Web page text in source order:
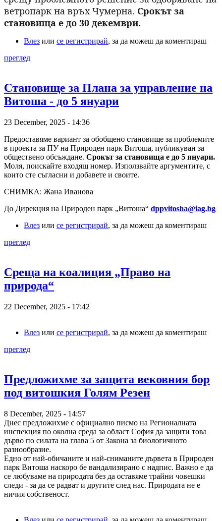
ветропарк на връх Чумерна. Срокът за
становища е до 30 декември.
Влез или се регистрирай, за да можеш да коментираш
преглед
Становище за Плана за управление на
Витоша - до 5 януари
23 December, 2025 - 14:36
Предоставяме вариант за обобщено становище за проблемите
в проекта за ПУ на Природен парк Витоша, публикуван за
обществено обсъждане. Срокът за становища е до 5 януари.
Моля, поискайте входящ номер. Използвайте аргументите, с
които сте съгласни и добавете и своите.
СНИМКА: Жана Иванова
До Дирекция на Природен парк „Витоша“ dppvitosha@iag.bg
Влез или се регистрирай, за да можеш да коментираш
преглед
Среща на коалиция „Право на
природа“
22 December, 2025 - 17:42
Влез или се регистрирай, за да можеш да коментираш
преглед
Предложихме за защита вековния бор
под витошкия Голям Резен
8 December, 2025 - 14:57
Днес предложихме с официално писмо на Регионалната
инспекция по околна среда за област София да защити това
дърво по силата на глава 5 от Закона за биологичното
разнообразие.
Едно от най-обичаните и най-сниманите дървета в Природен
парк Витоша наскоро бе вандализирано с надпис. Важно е да
се любуваме на природата без да оставяме трайни човешки
следи - за да се радват и другите след нас. Природата не е
ничия собственост.